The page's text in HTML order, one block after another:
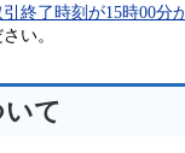
引終了時刻が15時00分
い。
て